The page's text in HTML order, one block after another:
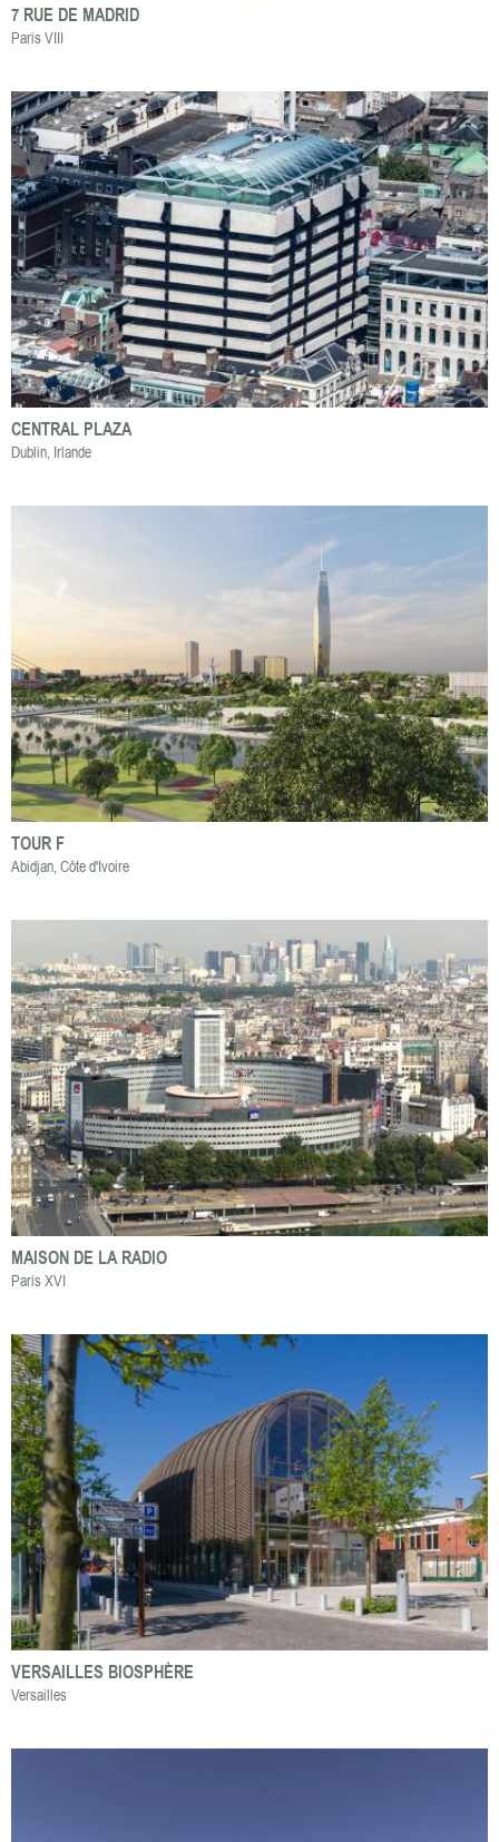
7 RUE DE MADRID
Paris VIII
CENTRAL PLAZA
Dublin, Irlande
TOUR F
Abidjan, Côte d'Ivoire
MAISON DE LA RADIO
Paris XVI
VERSAILLES BIOSPHÈRE
Versailles